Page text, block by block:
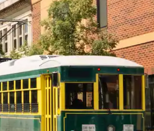
omhoog en omlaag, óf door te